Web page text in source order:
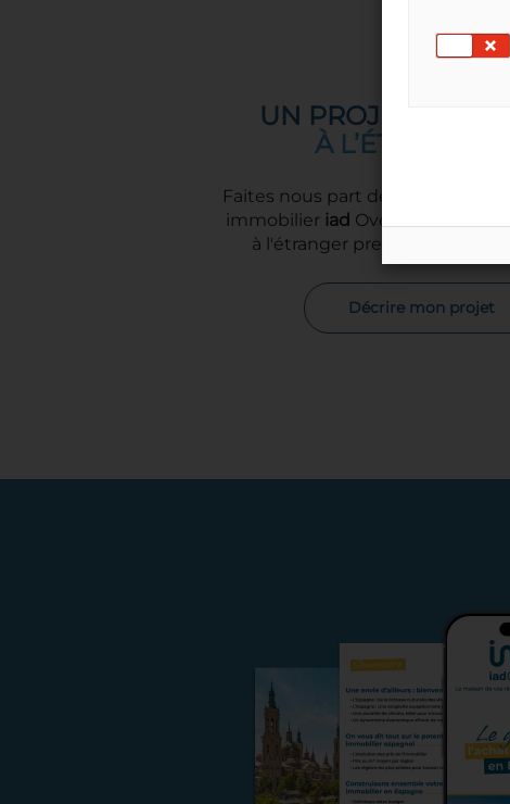
UN PROJET
À L’ÉTRANGER
Faites nous part de votre projet,
immobilier iad Overseas
à l'étranger prendra contact
Décrire mon projet